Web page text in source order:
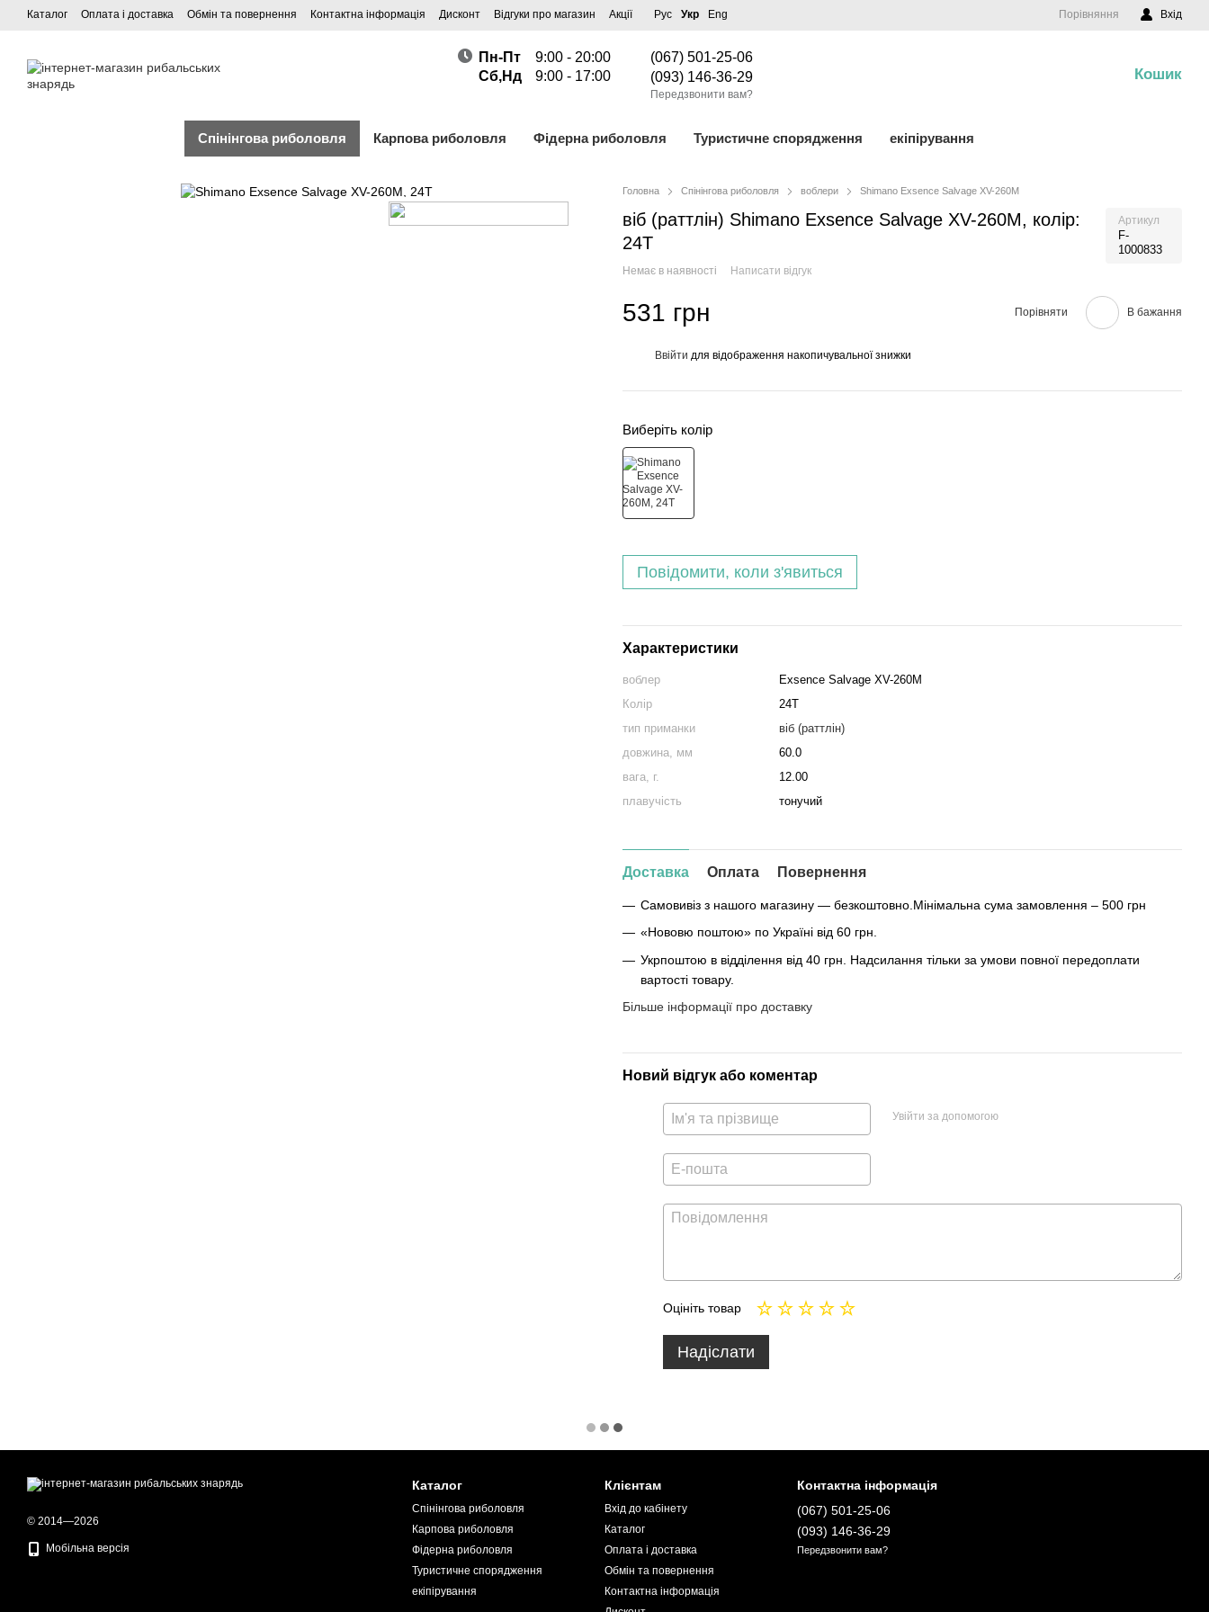
Каталог Оплата і доставка Обмін та повернення Контактна інформація Дисконт Відгуки про магазин Акції Рус Укр Eng Порівняння Вхід
Пн-Пт
9:00 - 20:00
Сб,Нд
9:00 - 17:00
(067) 501-25-06
(093) 146-36-29
Передзвонити вам?
Кошик
Спінінгова риболовля Карпова риболовля Фідерна риболовля Туристичне спорядження екіпірування
Головна Спінінгова риболовля воблери Shimano Exsence Salvage XV-260M
віб (раттлін) Shimano Exsence Salvage XV-260M, колір:
24T
Артикул
F-
1000833
Немає в наявності Написати відгук
531 грн Порівняти В бажання
Ввійти для відображення накопичувальної знижки
Виберіть колір
Повідомити, коли з'явиться
Характеристики
воблер
Exsence Salvage XV-260M
Колір
24T
тип приманки
віб (раттлін)
довжина, мм
60.0
вага, г.
12.00
плавучість
тонучий
Доставка Оплата Повернення
Самовивіз з нашого магазину — безкоштовно.Мінімальна сума замовлення – 500 грн
«Нововю поштою» по Україні від 60 грн.
Укрпоштою в відділення від 40 грн. Надсилання тільки за умови повної передоплати
вартості товару.
Більше інформації про доставку
Новий відгук або коментар
Увійти за допомогою
Оцініть товар
Надіслати
© 2014—2026
Мобільна версія
Каталог
Спінінгова риболовля
Карпова риболовля
Фідерна риболовля
Туристичне спорядження
екіпірування
Клієнтам
Вхід до кабінету
Каталог
Оплата і доставка
Обмін та повернення
Контактна інформація
Контактна інформація
(067) 501-25-06
(093) 146-36-29
Передзвонити вам?